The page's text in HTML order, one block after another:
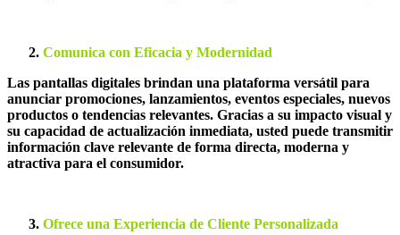
Comunica con Eficacia y Modernidad
Las pantallas digitales brindan una plataforma versátil para
anunciar promociones, lanzamientos, eventos especiales, nuevos
productos o tendencias relevantes. Gracias a su impacto visual y
su capacidad de actualización inmediata, usted puede transmitir
información clave relevante de forma directa, moderna y
atractiva para el consumidor.
Ofrece una Experiencia de Cliente Personalizada